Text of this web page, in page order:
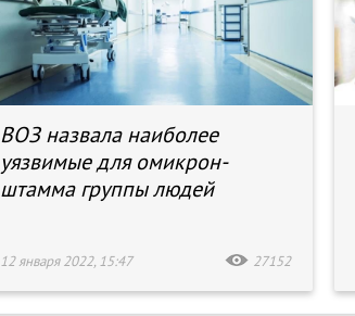
ВОЗ назвала наиболее
уязвимые для омикрон-
штамма группы людей
12 января 2022, 15:47 27152